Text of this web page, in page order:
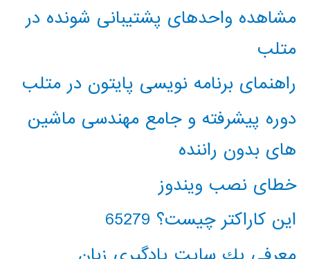
مشاهده واحدهای پشتیبانی شونده در
متلب
راهنمای برنامه نویسی پایتون در متلب
دوره پیشرفته و جامع مهندسی ماشین
های بدون راننده
خطای نصب ویندوز
این کاراکتر چیست؟ 65279